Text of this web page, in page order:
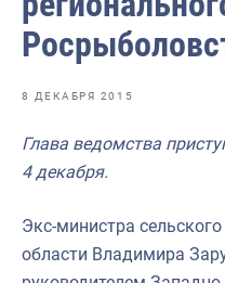
Отраслевые СМИ
Выставки и
Научно-практическая
Рыбоохрана России
Отрасль в цифрах
Инфографика
Большая
8 ДЕКАБРЯ 2015
Глава ведомства
4 декабря.
Экс-министра
области Владимира